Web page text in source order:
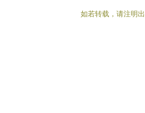
如若转载，请注明